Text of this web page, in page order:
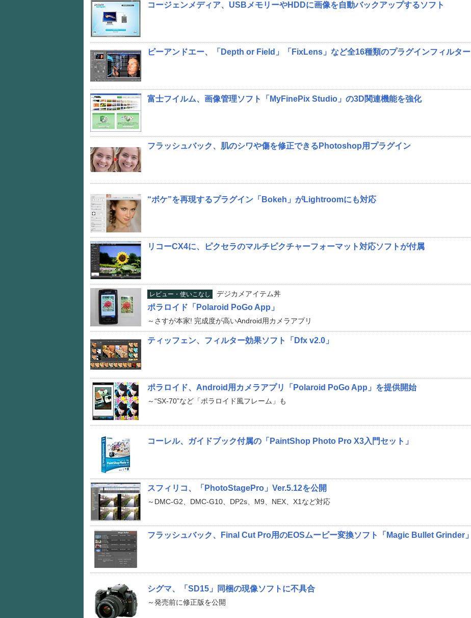
コージェンメディア、USBメモリーやHDDに画像を自動バックアップするソフト
ピーアンドエー、「Depth or Field」「FixLens」など全16種類のプラグインフィルター
富士フイルム、画像管理ソフト「MyFinePix Studio」の3D関連機能を強化
フラッシュバック、肌のシワや傷を修正できるPhotoshop用プラグイン
“ボケ”を再現するプラグイン「Bokeh」がLightroomにも対応
リコーCX4に、ピクセラのマルチピクチャーフォーマット対応ソフトが付属
レビュー・使いこなし デジカメアイテム丼
ポラロイド「Polaroid PoGo App」
～さすが本家! 完成度が高いAndroid用カメラアプリ
ティッフェン、フィルター効果ソフト「Dfx v2.0」
ポラロイド、Android用カメラアプリ「Polaroid PoGo App」を提供開始
～“SX-70”など「ポラロイド風フレーム」も
コーレル、ガイドブック付属の「PaintShop Photo Pro X3入門セット」
スフィリコ、「PhotoStagePro」Ver.5.12を公開
～DMC-G2、DMC-G10、DP2s、M9、NEX、X1など対応
フラッシュバック、Final Cut Pro用のEOSムービー変換ソフト「Magic Bullet Grinder」
シグマ、「SD15」同梱の現像ソフトに不具合
～発売前に修正版を公開